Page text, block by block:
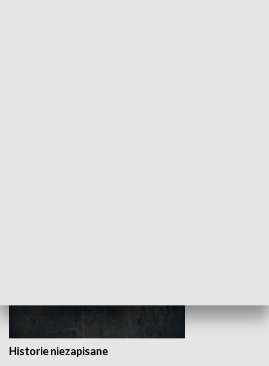
Historie niezapisane